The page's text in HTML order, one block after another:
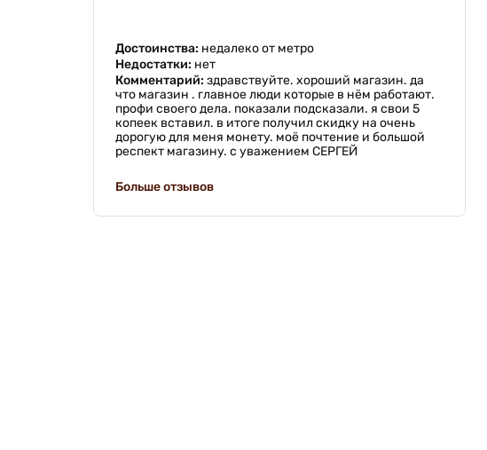
Достоинства: недалеко от метро
Недостатки: нет
Комментарий: здравствуйте. хороший магазин. да
что магазин . главное люди которые в нём работают.
профи своего дела. показали подсказали. я свои 5
копеек вставил. в итоге получил скидку на очень
дорогую для меня монету. моё почтение и большой
респект магазину. с уважением СЕРГЕЙ
Больше отзывов